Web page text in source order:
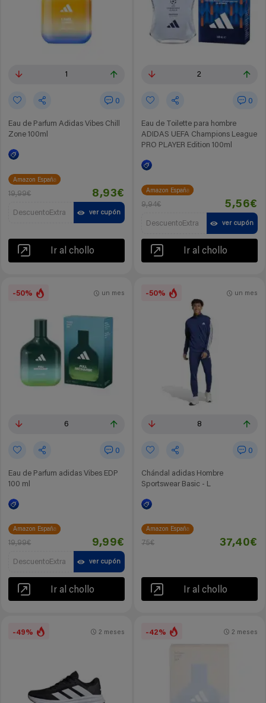
1
0
Eau de Parfum Adidas Vibes Chill
Zone 100ml
Amazon España
19,99€ 8,93€
DescuentoExtra ver cupón
Ir al chollo
2
0
Eau de Toilette para hombre
ADIDAS UEFA Champions League
PRO PLAYER Edition 100ml
Amazon España
9,94€ 5,56€
DescuentoExtra ver cupón
Ir al chollo
-50%
6
0
Eau de Parfum adidas Vibes EDP
100 ml
un mes
Amazon España
19,99€ 9,99€
DescuentoExtra ver cupón
Ir al chollo
-50%
8
0
Chándal adidas Hombre
Sportswear Basic - L
un mes
Amazon España
75€ 37,40€
Ir al chollo
-49% 2 meses -42% 2 meses